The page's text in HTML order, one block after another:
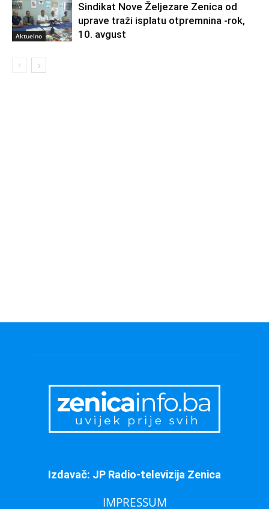
Aktuelno
Sindikat Nove Željezare Zenica od
uprave traži isplatu otpremnina -rok,
10. avgust
Izdavač: JP Radio-televizija Zenica
IMPRESSUM